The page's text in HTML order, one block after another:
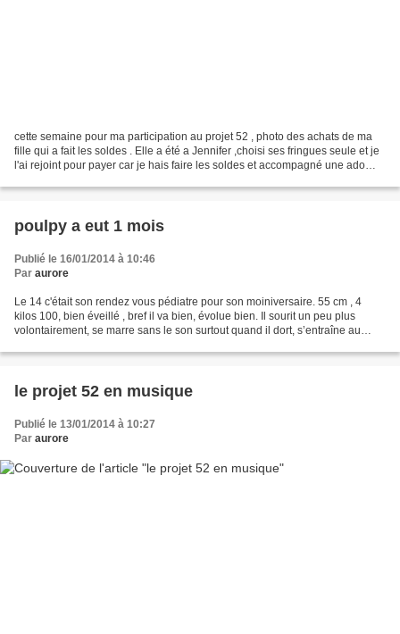
cette semaine pour ma participation au projet 52 , photo des achats de ma
fille qui a fait les soldes . Elle a été a Jennifer ,choisi ses fringues seule et je
l'ai rejoint pour payer car je hais faire les soldes et accompagné une ado
poulpy a eut 1 mois
Publié le 16/01/2014 à 10:46
Par aurore
Le 14 c'était son rendez vous pédiatre pour son moiniversaire. 55 cm , 4
kilos 100, bien éveillé , bref il va bien, évolue bien. Il sourit un peu plus
volontairement, se marre sans le son surtout quand il dort, s’entraîne au
le projet 52 en musique
Publié le 13/01/2014 à 10:27
Par aurore